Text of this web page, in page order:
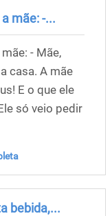
mãe: -...
- Mãe,
casa. A mãe
E o que ele
só veio pedir
bebida,...